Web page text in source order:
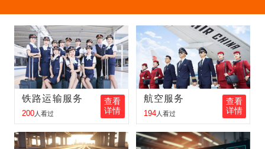
张丽丽 报名 航空服务 报名地区：佳木斯
胡峰 报名 工业机器人 报名地区：肇东
周立可 报名 电子商务 报名地区：伊春
富大龙 报名 工程测量 报名地区：五大连池
铁路运输服务
200人看过
查看
详情
航空服务
194人看过
查看
详情